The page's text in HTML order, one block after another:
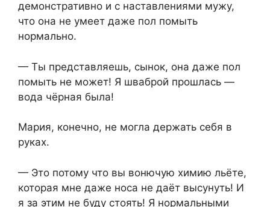
демонстративно и с наставлениями мужу,
что она не умеет даже пол помыть
нормально.
— Ты представляешь, сынок, она даже пол
помыть не может! Я шваброй прошлась —
вода чёрная была!
Мария, конечно, не могла держать себя в
руках.
— Это потому что вы вонючую химию льёте,
которая мне даже носа не даёт высунуть! И
я за этим не буду стоять! Я нормальными